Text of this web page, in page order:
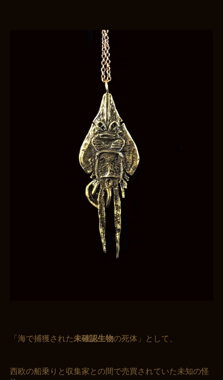
「海で捕獲された未確認生物の死体」として、
西欧の船乗りと収集家との間で売買されていた未知の怪